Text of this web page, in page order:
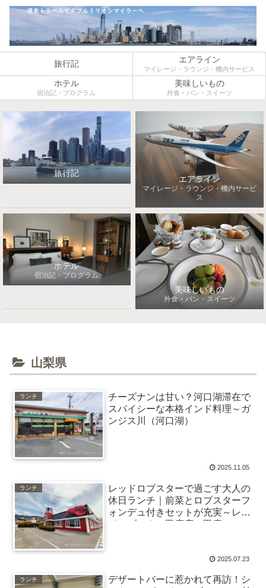
旅行記 エアライン
マイレージ・ラウンジ・機内サービス
ホテル
宿泊記・プログラム
美味しいもの
外食・パン・スイーツ
旅行記
エアライン
マイレージ・ラウンジ・機内サービ
ス
ホテル
宿泊記・プログラム
美味しいもの
外食・パン・スイーツ
山梨県
ランチ
チーズナンは甘い？河口湖滞在で
スパイシーな本格インド料理～ガ
ンジス川（河口湖）
2025.11.05
ランチ
レッドロブスターで過ごす大人の
休日ランチ｜前菜とロブスターフ
ォンデュ付きセットが充実～レッ
ドロブスター甲府店（甲府）
2025.07.23
ランチ
デザートバーに惹かれて再訪！シ